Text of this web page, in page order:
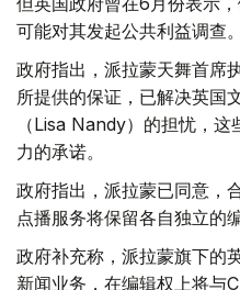
可能对其发起公共利益调查。
政府指出，派拉蒙天舞首席
所提供的保证，已解决英国
（Lisa Nandy）的担忧，
力的承诺。
政府指出，派拉蒙已同意，
点播服务将保留各自独立的
政府补充称，派拉蒙旗下的
新闻业务，在编辑权上将与